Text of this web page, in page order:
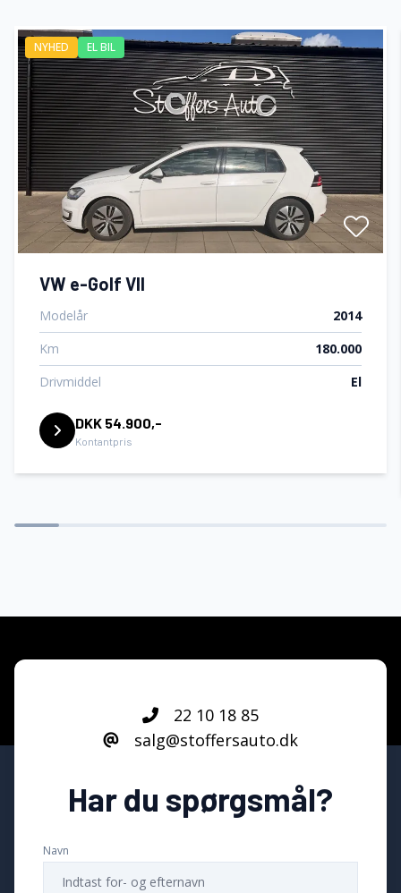
NYHED EL BIL
VW e-Golf VII
Modelår
2014
Km
180.000
Drivmiddel
El
DKK 54.900,-
Kontantpris
22 10 18 85
salg@stoffersauto.dk
Har du spørgsmål?
Navn